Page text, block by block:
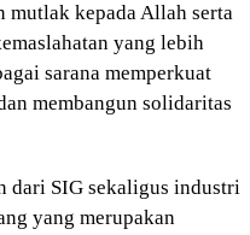
mutlak kepada Allah serta
yang lebih
sarana memperkuat
membangun solidaritas
dari SIG sekaligus industri
yang merupakan